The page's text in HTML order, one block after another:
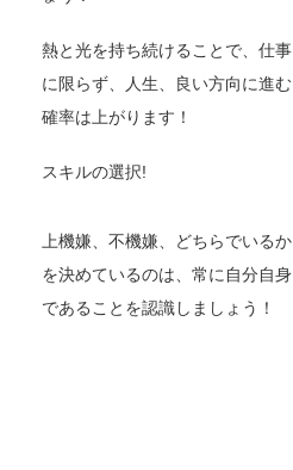
熱と光を持ち続けることで、仕事
に限らず、人生、良い方向に進む
確率は上がります！
スキルの選択!
上機嫌、不機嫌、どちらでいるか
を決めているのは、常に自分自身
であることを認識しましょう！